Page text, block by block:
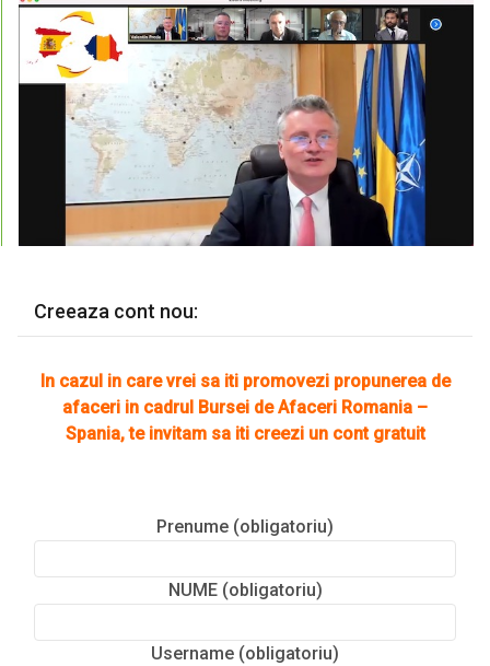
Creeaza cont nou:
In cazul in care vrei sa iti promovezi propunerea de
afaceri in cadrul Bursei de Afaceri Romania –
Spania, te invitam sa iti creezi un cont gratuit
Prenume (obligatoriu)
NUME (obligatoriu)
Username (obligatoriu)